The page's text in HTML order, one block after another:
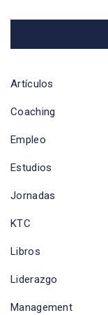
Artículos
Coaching
Empleo
Estudios
Jornadas
KTC
Libros
Liderazgo
Management